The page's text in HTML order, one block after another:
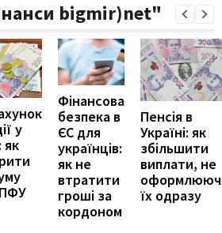
bigmir)net"
у
як
Фінансова
безпека в
ЄС для
українців:
як не
втратити
гроші за
кордоном
Пенсія в
Україні: як
збільшити
виплати, не
їх одразу